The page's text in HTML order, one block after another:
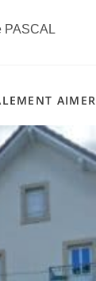
PASCAL
AIMER